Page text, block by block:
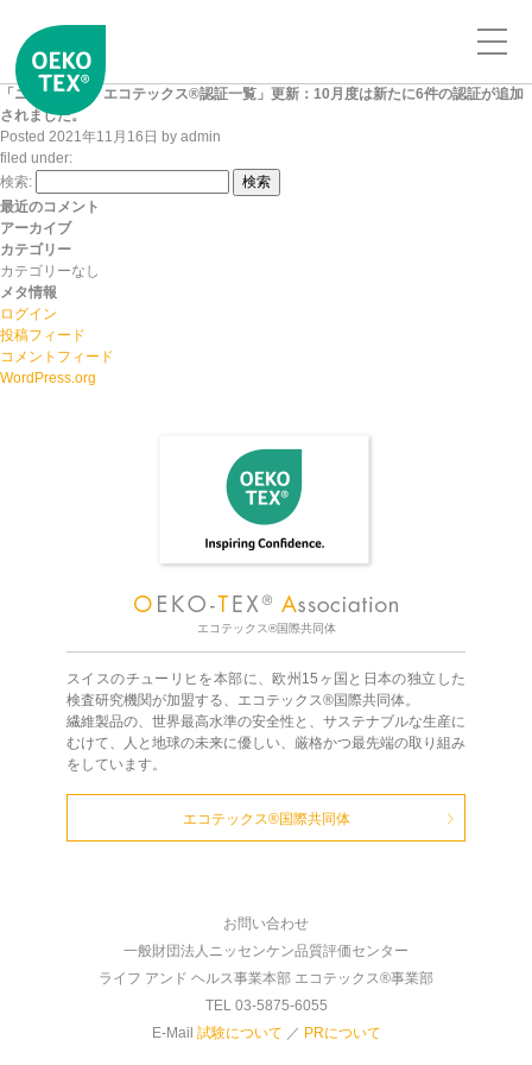
「ニッセンケン エコテックス®認証一覧」更新：10月度は新たに6件の認証が追加
されました。
Posted 2021年11月16日 by admin
filed under:
検索:
検索
最近のコメント
アーカイブ
カテゴリー
カテゴリーなし
メタ情報
ログイン
投稿フィード
コメントフィード
WordPress.org
エコテックス®国際共同体
スイスのチューリヒを本部に、欧州15ヶ国と日本の独立した
検査研究機関が加盟する、エコテックス®国際共同体。
繊維製品の、世界最高水準の安全性と、サステナブルな生産に
むけて、人と地球の未来に優しい、厳格かつ最先端の取り組み
をしています。
エコテックス®国際共同体
お問い合わせ
一般財団法人ニッセンケン品質評価センター
ライフ アンド ヘルス事業本部 エコテックス®事業部
TEL 03-5875-6055
E-Mail 試験について ／ PRについて